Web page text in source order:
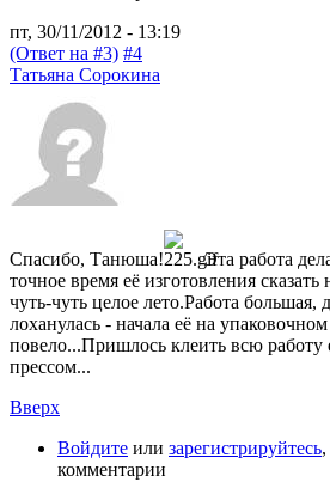
пт, 30/11/2012 - 13:19
(Ответ на #3) #4
Татьяна Сорокина
Спасибо, Танюша!
Эта работа
точное время её изготовления
чуть-чуть целое лето.Работа большая,
лоханулась - начала её на
повело...Пришлось клеить всю
прессом...
Вверх
Войдите или зарегистрируйтесь
комментарии